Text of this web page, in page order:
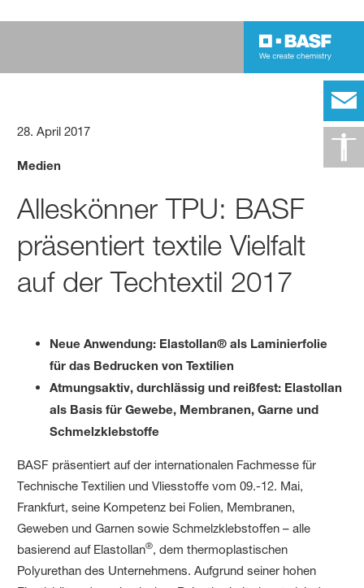
28. April 2017
Medien
Alleskönner TPU: BASF
präsentiert textile Vielfalt
auf der Techtextil 2017
Neue Anwendung: Elastollan® als Laminierfolie
für das Bedrucken von Textilien
Atmungsaktiv, durchlässig und reißfest: Elastollan
als Basis für Gewebe, Membranen, Garne und
Schmelzklebstoffe
BASF präsentiert auf der internationalen Fachmesse für
Technische Textilien und Vliesstoffe vom 09.-12. Mai,
Frankfurt, seine Kompetenz bei Folien, Membranen,
Geweben und Garnen sowie Schmelzkleb­stoffen – alle
basierend auf Elastollan®, dem thermoplastischen
Polyurethan des Unternehmens. Aufgrund seiner hohen